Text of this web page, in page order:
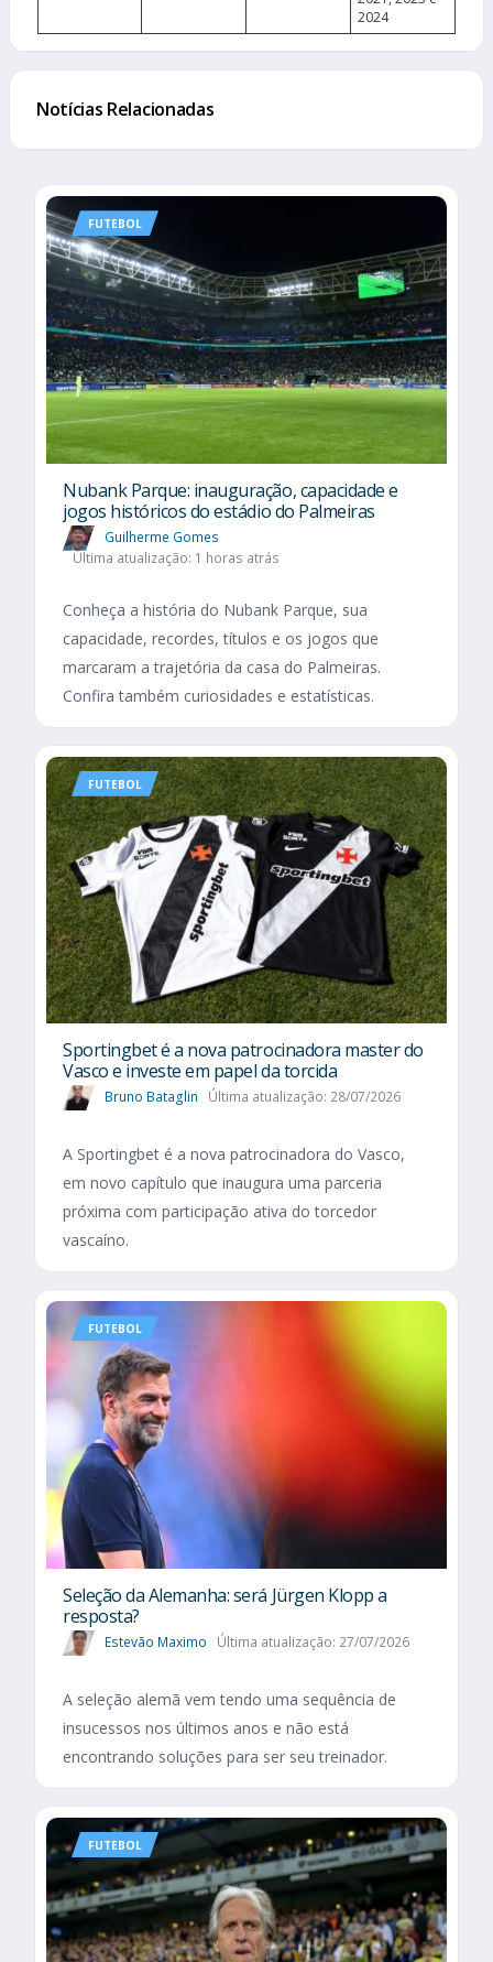
2024
Notícias Relacionadas
FUTEBOL
Nubank Parque: inauguração, capacidade e
jogos históricos do estádio do Palmeiras
Guilherme Gomes
Última atualização: 1 horas atrás
Conheça a história do Nubank Parque, sua
capacidade, recordes, títulos e os jogos que
marcaram a trajetória da casa do Palmeiras.
Confira também curiosidades e estatísticas.
FUTEBOL
Sportingbet é a nova patrocinadora master do
Vasco e investe em papel da torcida
Bruno Bataglin Última atualização: 28/07/2026
A Sportingbet é a nova patrocinadora do Vasco,
em novo capítulo que inaugura uma parceria
próxima com participação ativa do torcedor
vascaíno.
FUTEBOL
Seleção da Alemanha: será Jürgen Klopp a
resposta?
Estevão Maximo Última atualização: 27/07/2026
A seleção alemã vem tendo uma sequência de
insucessos nos últimos anos e não está
encontrando soluções para ser seu treinador.
FUTEBOL